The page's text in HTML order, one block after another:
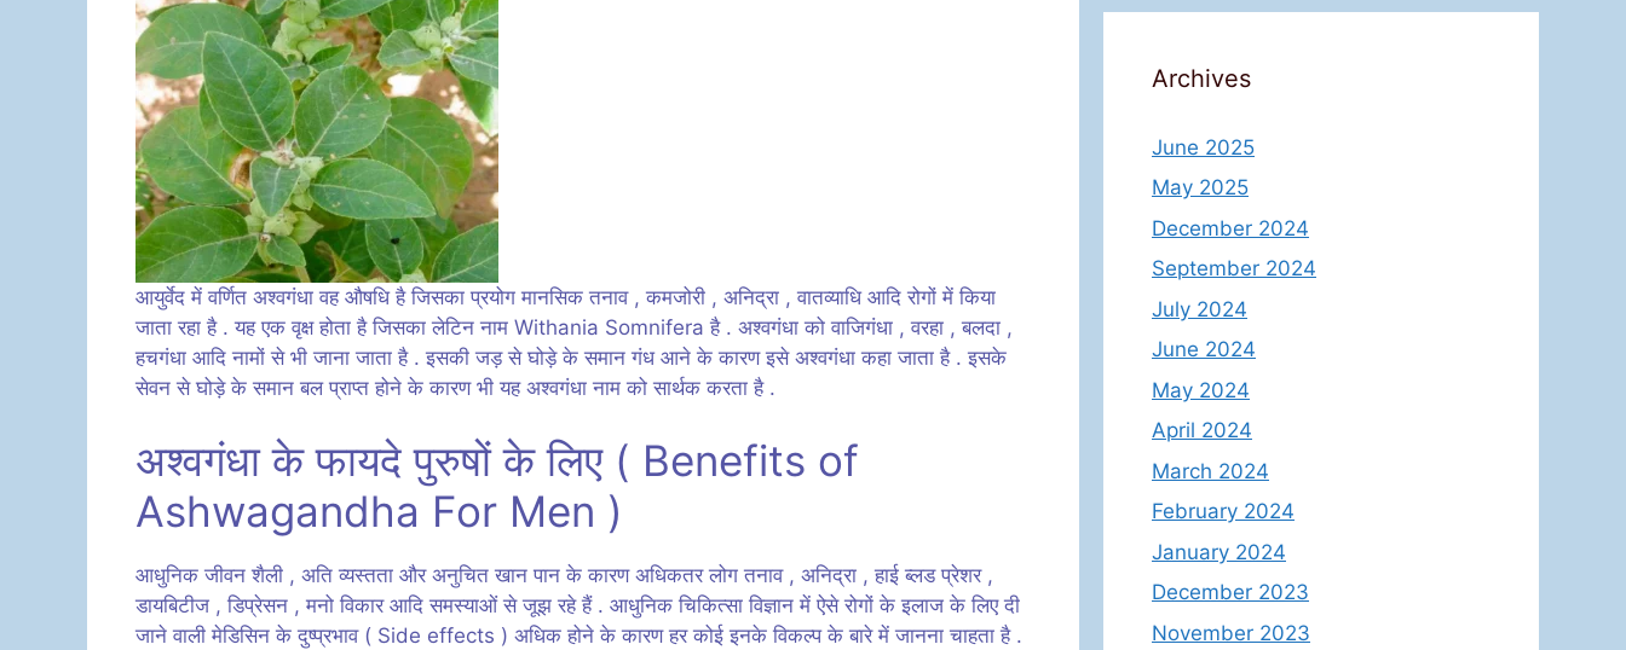
आयुर्वेद में वर्णित अश्वगंधा वह औषधि है जिसका प्रयोग मानसिक तनाव , कमजोरी , अनिद्रा , वातव्याधि आदि रोगों में किया
जाता रहा है . यह एक वृक्ष होता है जिसका लेटिन नाम Withania Somnifera है . अश्वगंधा को वाजिगंधा , वरहा , बलदा ,
हचगंधा आदि नामों से भी जाना जाता है . इसकी जड़ से घोड़े के समान गंध आने के कारण इसे अश्वगंधा कहा जाता है . इसके
सेवन से घोड़े के समान बल प्राप्त होने के कारण भी यह अश्वगंधा नाम को सार्थक करता है .
अश्वगंधा के फायदे पुरुषों के लिए ( Benefits of
Ashwagandha For Men )
आधुनिक जीवन शैली , अति व्यस्तता और अनुचित खान पान के कारण अधिकतर लोग तनाव , अनिद्रा , हाई ब्लड प्रेशर ,
डायबिटीज , डिप्रेसन , मनो विकार आदि समस्याओं से जूझ रहे हैं . आधुनिक चिकित्सा विज्ञान में ऐसे रोगों के इलाज के लिए दी
जाने वाली मेडिसिन के दुष्प्रभाव ( Side effects ) अधिक होने के कारण हर कोई इनके विकल्प के बारे में जानना चाहता है .
Archives
June 2025
May 2025
December 2024
September 2024
July 2024
June 2024
May 2024
April 2024
March 2024
February 2024
January 2024
December 2023
November 2023